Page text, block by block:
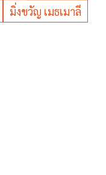
มิ่งขวัญ เมธเมาลี